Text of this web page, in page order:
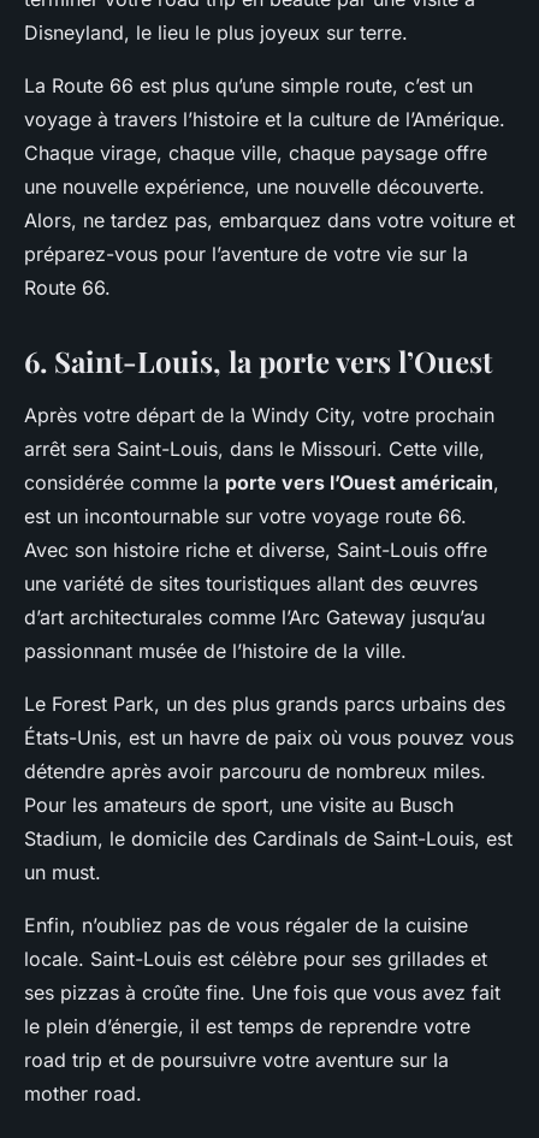
Disneyland, le lieu le plus joyeux sur terre.
La Route 66 est plus qu’une simple route, c’est un
voyage à travers l’histoire et la culture de l’Amérique.
Chaque virage, chaque ville, chaque paysage offre
une nouvelle expérience, une nouvelle découverte.
Alors, ne tardez pas, embarquez dans votre voiture et
préparez-vous pour l’aventure de votre vie sur la
Route 66.
6. Saint-Louis, la porte vers l’Ouest
Après votre départ de la Windy City, votre prochain
arrêt sera Saint-Louis, dans le Missouri. Cette ville,
considérée comme la porte vers l’Ouest américain,
est un incontournable sur votre voyage route 66.
Avec son histoire riche et diverse, Saint-Louis offre
une variété de sites touristiques allant des œuvres
d’art architecturales comme l’Arc Gateway jusqu’au
passionnant musée de l’histoire de la ville.
Le Forest Park, un des plus grands parcs urbains des
États-Unis, est un havre de paix où vous pouvez vous
détendre après avoir parcouru de nombreux miles.
Pour les amateurs de sport, une visite au Busch
Stadium, le domicile des Cardinals de Saint-Louis, est
un must.
Enfin, n’oubliez pas de vous régaler de la cuisine
locale. Saint-Louis est célèbre pour ses grillades et
ses pizzas à croûte fine. Une fois que vous avez fait
le plein d’énergie, il est temps de reprendre votre
road trip et de poursuivre votre aventure sur la
mother road.